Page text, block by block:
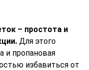
– простота и
Для этого
и пропановая
избавиться от